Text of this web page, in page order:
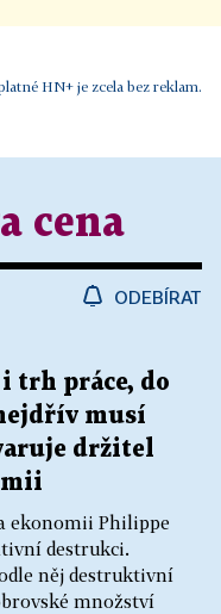
HN+ je zcela bez reklam.
cena
ODEBÍRAT
trh práce, do
musí
držitel
ekonomii Philippe
destrukci.
něj destruktivní
množství